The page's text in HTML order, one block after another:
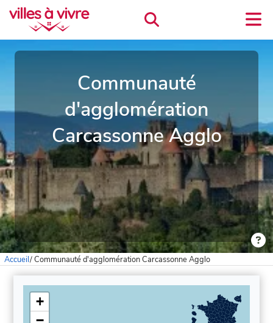
Communauté
d'agglomération
Carcassonne Agglo
Accueil/Communauté d'agglomération Carcassonne Agglo
+